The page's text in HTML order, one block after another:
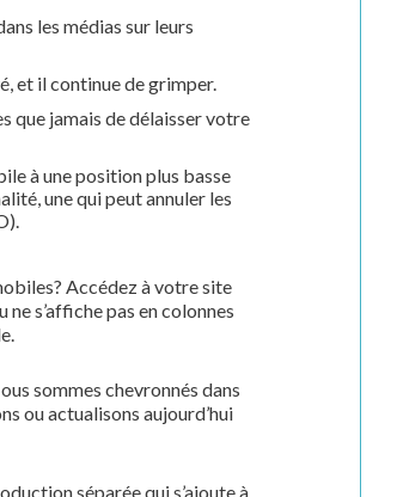
les médias sur leurs
et il continue de grimper.
que jamais de délaisser votre
à une position plus basse
une qui peut annuler les
Accédez à votre site
s’affiche pas en colonnes
sommes chevronnés dans
ou actualisons aujourd’hui
séparée qui s’ajoute à